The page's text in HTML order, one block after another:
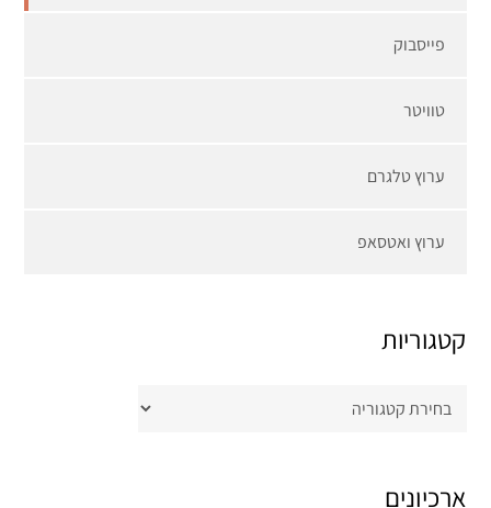
פייסבוק
טוויטר
ערוץ טלגרם
ערוץ ואטסאפ
קטגוריות
קטגוריות
ארכיונים